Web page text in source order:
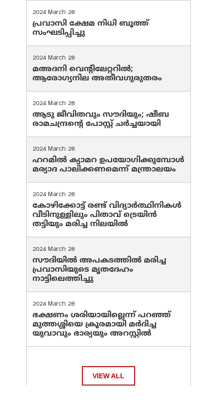
2024 March 28
പ്രവാസി ക്ഷേമ നിധി ബൂത്ത്
സംഘടിപ്പിച്ചു
2024 March 28
മഅദനി വെന്റിലേറ്ററിൽ;
ആരോഗ്യനില അതീവഗുരുതരം
2024 March 28
ആടു ജീവിതവും സൗദിയും; ഷീബ
രാമചന്ദ്രന്റെ പോസ്റ്റ് ചര്‍ച്ചയായി
2024 March 28
ഹറമില്‍ ക്യാമറ ഉപയോഗിക്കുമ്പോള്‍
മര്യാദ പാലിക്കണമെന്ന് മന്ത്രാലയം
2024 March 28
കോഴിക്കോട്ട് രണ്ട് വിദ്യാർത്ഥിനികൾ
വീടിനുള്ളിലും പിതാവ് ട്രെയിൻ
തട്ടിയും മരിച്ച നിലയിൽ
2024 March 28
സൗദിയില്‍ അപകടത്തില്‍ മരിച്ച
പ്രവാസിയുടെ മൃതദേഹം
നാട്ടിലെത്തിച്ചു
2024 March 28
ഭക്ഷണം ശരിയായില്ലെന്ന് പറഞ്ഞ്
മുത്തശ്ശിയെ ക്രൂരമായി മര്‍ദിച്ച
യുവാവും ഭാര്യയും അറസ്റ്റില്‍
VIEW ALL